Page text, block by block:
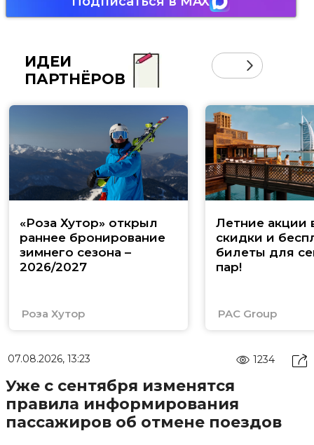
ИДЕИ
ПАРТНЁРОВ
«Роза Хутор» открыл
раннее бронирование
зимнего сезона –
2026/2027
Роза Хутор
Летние акции
скидки и
билеты для
пар!
PAC Group
07.08.2026, 13:23 1234
Уже с сентября изменятся
правила информирования
пассажиров об отмене поездов